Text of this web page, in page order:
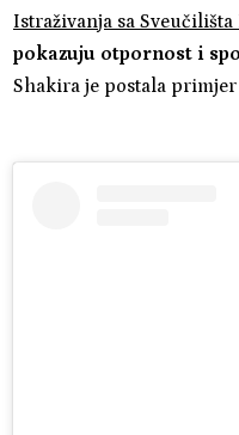
Istraživanja sa
pokazuju otpornost i
Shakira je postala